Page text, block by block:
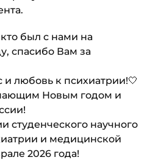
был с нами на
спасибо Вам за
любовь к психиатрии!🤍
Новым годом и
студенческого научного
и медицинской
2026 года!